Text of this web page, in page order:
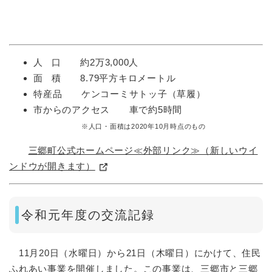
人 口 約2万3,000人
面 積 8.79平方キロメートル
特産品 ケンコーミサトッ子（草履）
市からのアクセス 車で約5時間
※人口・面積は2020年10月時点のもの
三郷町公式ホームページ≪外部リンク≫（新しいウイ
ンドウが開きます）
令和元年度の交流記録
11月20日（水曜日）から21日（木曜日）にかけて、住民
ふれあい事業を開催しました。この事業は、三郷市と三郷